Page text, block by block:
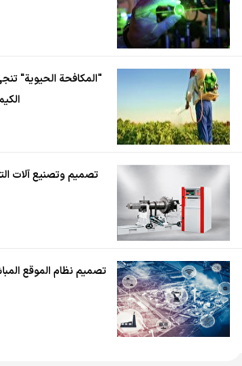
"المكافحة الحيوية"
تصميم وتصنيع آلات
تصميم نظام الموقع